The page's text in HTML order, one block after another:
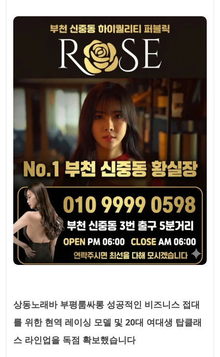
상동노래바 부평룸싸롱 성공적인 비즈니스 접대
를 위한 현역 레이싱 모델 및 20대 여대생 탑클래
스 라인업을 독점 확보했습니다